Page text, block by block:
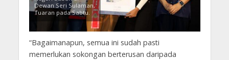
Dewan Seri Sulaman,
Tuaran pada Sabtu.
“Bagaimanapun, semua ini sudah pasti
memerlukan sokongan berterusan daripada